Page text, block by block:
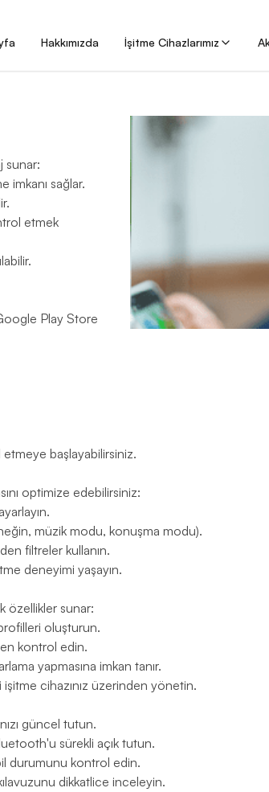
Hakkımızda İşitme Cihazlarımız
sunar:
imkanı sağlar.
etmek
Play Store
etmeye başlayabilirsiniz.
optimize edebilirsiniz:
müzik modu, konuşma modu).
filtreler kullanın.
deneyimi yaşayın.
özellikler sunar:
oluşturun.
kontrol edin.
yapmasına imkan tanır.
cihazınız üzerinden yönetin.
güncel tutun.
sürekli açık tutun.
durumunu kontrol edin.
dikkatlice inceleyin.